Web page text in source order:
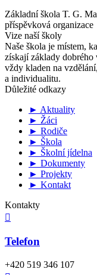
Základní škola T. G.
příspěvková organizace
Vize naší školy
Naše škola je místem,
získají základy
vždy kladen na
a individualitu.
Důležité odkazy
► Aktuality
► Žáci
► Rodiče
► Škola
► Školní jídelna
► Dokumenty
► Projekty
► Kontakt
Kontakty

Telefon
+420 519 346 107